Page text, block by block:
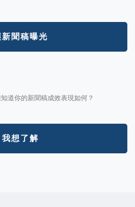
聞稿曝光
道你的新聞稿成效表現如何？
我想了解